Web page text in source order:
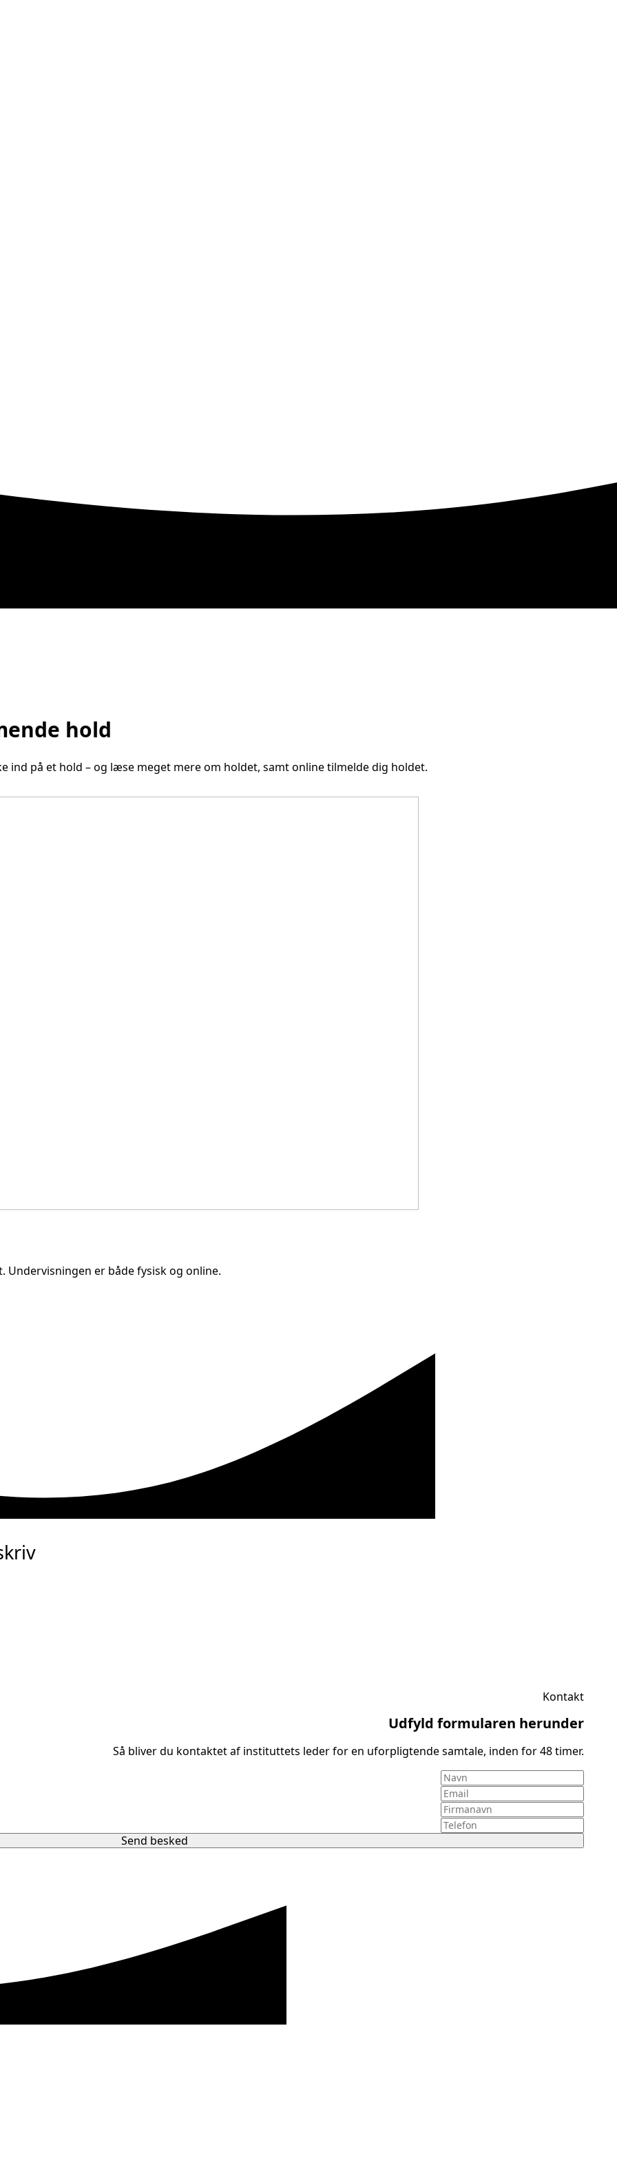
hold
ind på et hold – og læse meget mere om holdet, samt online tilmelde dig holdet.
er både fysisk og online.
Kontakt
Udfyld formularen herunder
Så bliver du kontaktet af instituttets leder for en uforpligtende samtale, inden for 48 timer.
Navn
Email
Firmanavn
Telefon
Send besked